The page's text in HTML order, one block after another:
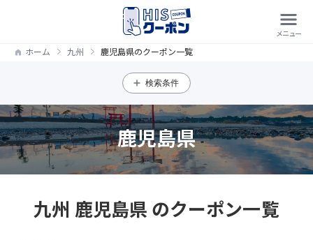
ホーム 九州 鹿児島県のクーポン一覧
検索条件
鹿児島県
九州 鹿児島県 のクーポン一覧